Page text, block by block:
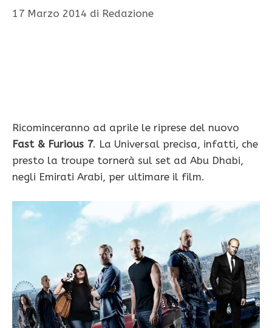
17 Marzo 2014 di Redazione
Ricominceranno ad aprile le riprese del nuovo
Fast & Furious 7. La Universal precisa, infatti, che
presto la troupe tornerà sul set ad Abu Dhabi,
negli Emirati Arabi, per ultimare il film.